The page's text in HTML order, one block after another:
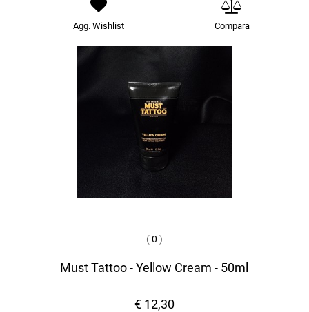
Agg. Wishlist Compara
(0 )
Must Tattoo - Yellow Cream - 50ml
€ 12,30